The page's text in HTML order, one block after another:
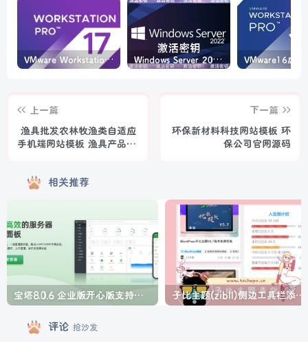
VMware Workstation PRO v17.6.4 正式版_虚拟机(带激活密钥) Windows Server 2022激活密钥 2024 5月更新
上一篇
渔具批发农林牧渔类自适应
手机端网站模板 渔具产品网
下一篇
环保新材料科技网站模板 环
保公司官网源码
相关推荐
宝塔8.0.6 企业版开心版支持最新升级【一键脚本】 子比主题(zibll)侧边工具栏添加人生倒计时美化
评论 抢沙发